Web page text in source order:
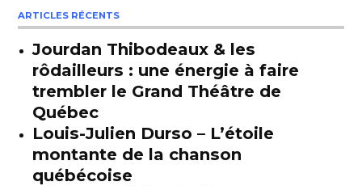
ARTICLES RÉCENTS
Jourdan Thibodeaux & les
rôdailleurs : une énergie à faire
trembler le Grand Théâtre de
Québec
Louis-Julien Durso – L’étoile
montante de la chanson
québécoise